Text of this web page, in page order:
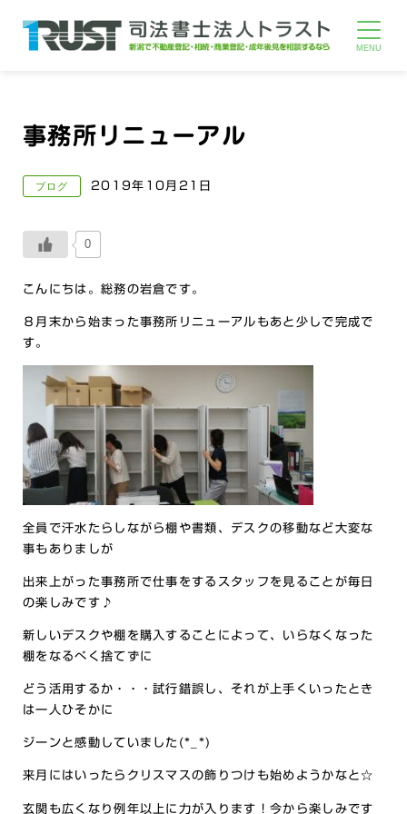
事務所リニューアル
ブログ 2019年10月21日
0
こんにちは。総務の岩倉です。
８月末から始まった事務所リニューアルもあと少しで完成で
す。
全員で汗水たらしながら棚や書類、デスクの移動など大変な
事もありましが
出来上がった事務所で仕事をするスタッフを見ることが毎日
の楽しみです♪
新しいデスクや棚を購入することによって、いらなくなった
棚をなるべく捨てずに
どう活用するか・・・試行錯誤し、それが上手くいったとき
は一人ひそかに
ジーンと感動していました(*_*)
来月にはいったらクリスマスの飾りつけも始めようかなと☆
玄関も広くなり例年以上に力が入ります！今から楽しみです